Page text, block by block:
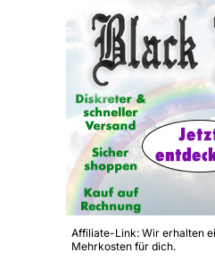
Affiliate-Link: Wir erhalten
Mehrkosten für dich.